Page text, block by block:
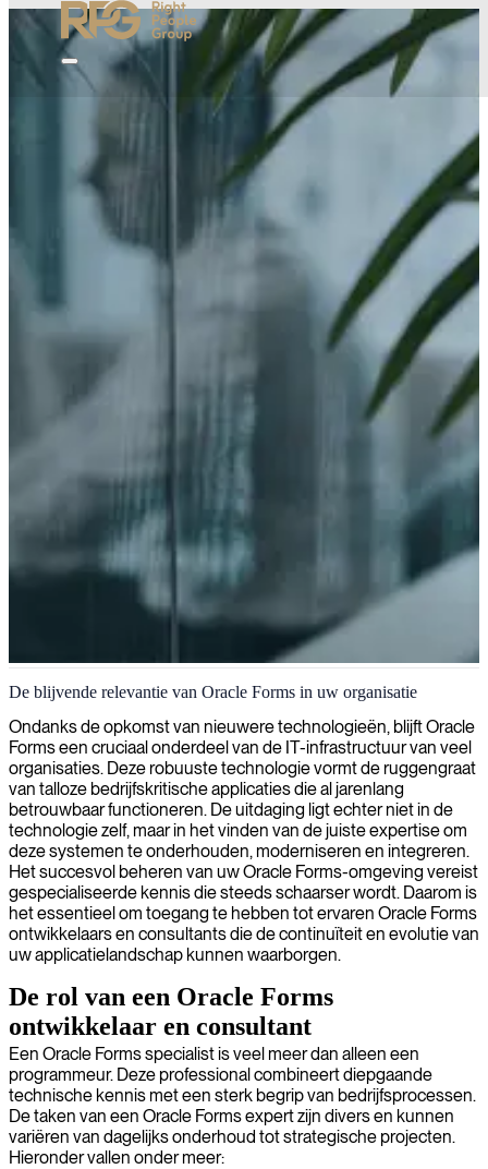
Oracle Forms ontwikkeling
Wij leveren Oracle Forms ontwikkelaars die gespecialiseerd zijn in
het creëren van efficiënte database-applicaties met moderne
interfaces, terwijl de compatibiliteit met legacysystemen behouden
blijft.
De blijvende relevantie van Oracle Forms in uw organisatie
Ondanks de opkomst van nieuwere technologieën, blijft Oracle
Forms een cruciaal onderdeel van de IT-infrastructuur van veel
organisaties. Deze robuuste technologie vormt de ruggengraat
van talloze bedrijfskritische applicaties die al jarenlang
betrouwbaar functioneren. De uitdaging ligt echter niet in de
technologie zelf, maar in het vinden van de juiste expertise om
deze systemen te onderhouden, moderniseren en integreren.
Het succesvol beheren van uw Oracle Forms-omgeving vereist
gespecialiseerde kennis die steeds schaarser wordt. Daarom is
het essentieel om toegang te hebben tot ervaren Oracle Forms
ontwikkelaars en consultants die de continuïteit en evolutie van
uw applicatielandschap kunnen waarborgen.
De rol van een Oracle Forms
ontwikkelaar en consultant
Een Oracle Forms specialist is veel meer dan alleen een
programmeur. Deze professional combineert diepgaande
technische kennis met een sterk begrip van bedrijfsprocessen.
De taken van een Oracle Forms expert zijn divers en kunnen
variëren van dagelijks onderhoud tot strategische projecten.
Hieronder vallen onder meer: